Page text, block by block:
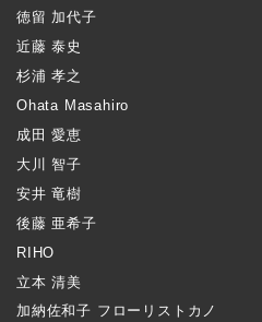
徳留 加代子
近藤 泰史
杉浦 孝之
Ohata Masahiro
成田 愛恵
大川 智子
安井 竜樹
後藤 亜希子
RIHO
立本 清美
加納佐和子 フローリストカノ